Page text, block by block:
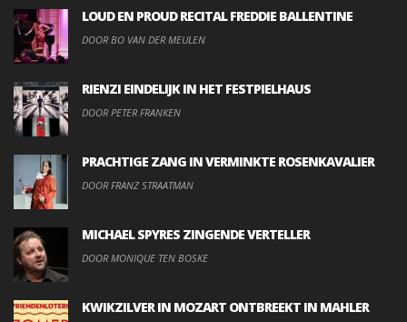
LOUD EN PROUD RECITAL FREDDIE BALLENTINE
DOOR BO VAN DER MEULEN
RIENZI EINDELIJK IN HET FESTPIELHAUS
DOOR PETER FRANKEN
PRACHTIGE ZANG IN VERMINKTE ROSENKAVALIER
DOOR FRANZ STRAATMAN
MICHAEL SPYRES ZINGENDE VERTELLER
DOOR MONIQUE TEN BOSKE
KWIKZILVER IN MOZART ONTBREEKT IN MAHLER